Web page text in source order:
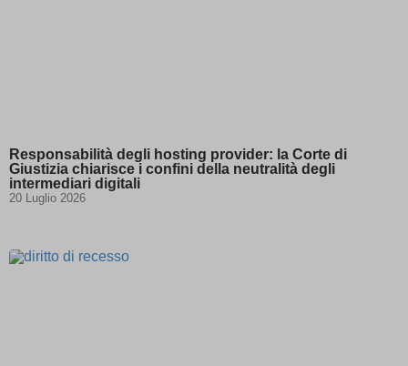
Responsabilità degli hosting provider: la Corte di
Giustizia chiarisce i confini della neutralità degli
intermediari digitali
20 Luglio 2026